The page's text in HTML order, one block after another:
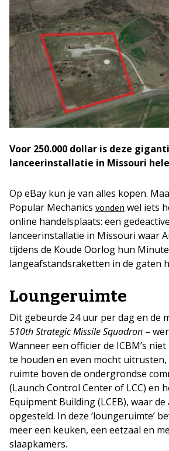
Voor 250.000 dollar is deze
lanceerinstallatie in Missouri
Op eBay kun je van alles kopen.
Popular Mechanics vonden wel iets
online handelsplaats: een
lanceerinstallatie in Missouri waar
tijdens de Koude Oorlog hun
langeafstandsraketten in de gaten
Loungeruimte
Dit gebeurde 24 uur per dag en de
510th Strategic Missile Squadron –
Wanneer een officier de ICBM’s
te houden en even mocht uitrusten,
ruimte boven de ondergrondse
(Launch Control Center of LCC) en
Equipment Building (LCEB), waar
opgesteld. In deze ‘loungeruimte’
meer een keuken, een eetzaal en
slaapkamers.